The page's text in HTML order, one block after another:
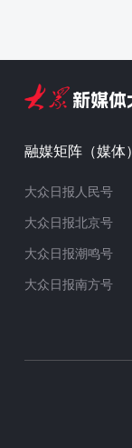
融媒矩阵（媒体）
大众日报人民号
大众日报北京号
大众日报潮鸣号
大众日报南方号